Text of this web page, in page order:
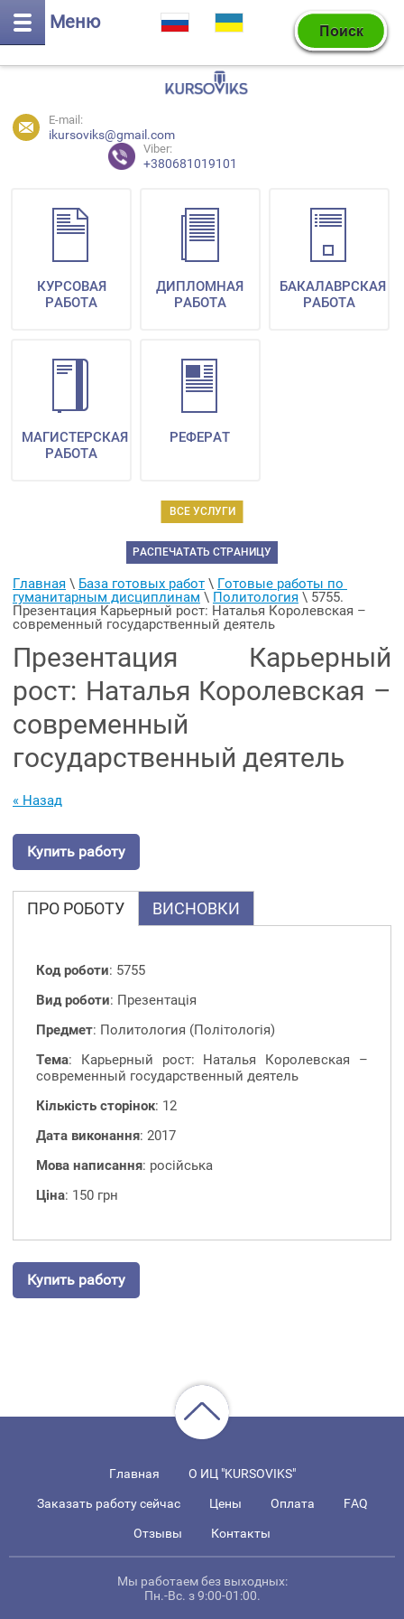
Меню
E-mail:
ikursoviks@gmail.com
Viber:
+380681019101
ВСЕ УСЛУГИ
КУРСОВАЯ
РАБОТА
ДИПЛОМНАЯ
РАБОТА
БАКАЛАВРСКАЯ
РАБОТА
МАГИСТЕРСКАЯ
РАБОТА
РЕФЕРАТ
РАСПЕЧАТАТЬ СТРАНИЦУ
Главная \ База готовых работ \ Готовые работы по
гуманитарным дисциплинам \ Политология \ 5755.
Презентация Карьерный рост: Наталья Королевская –
современный государственный деятель
Презентация Карьерный
рост: Наталья Королевская –
современный
государственный деятель
« Назад
Купить работу
ПРО РОБОТУ ВИСНОВКИ
Код роботи: 5755
Вид роботи: Презентація
Предмет: Политология (Політологія)
Тема: Карьерный рост: Наталья Королевская –
современный государственный деятель
Кількість сторінок: 12
Дата виконання: 2017
Мова написання: російська
Ціна: 150 грн
Купить работу
Главная О ИЦ "KURSOVIKS"
Заказать работу сейчас Цены Оплата FAQ
Отзывы Контакты
Мы работаем без выходных:
Пн.-Вс. з 9:00-01:00.